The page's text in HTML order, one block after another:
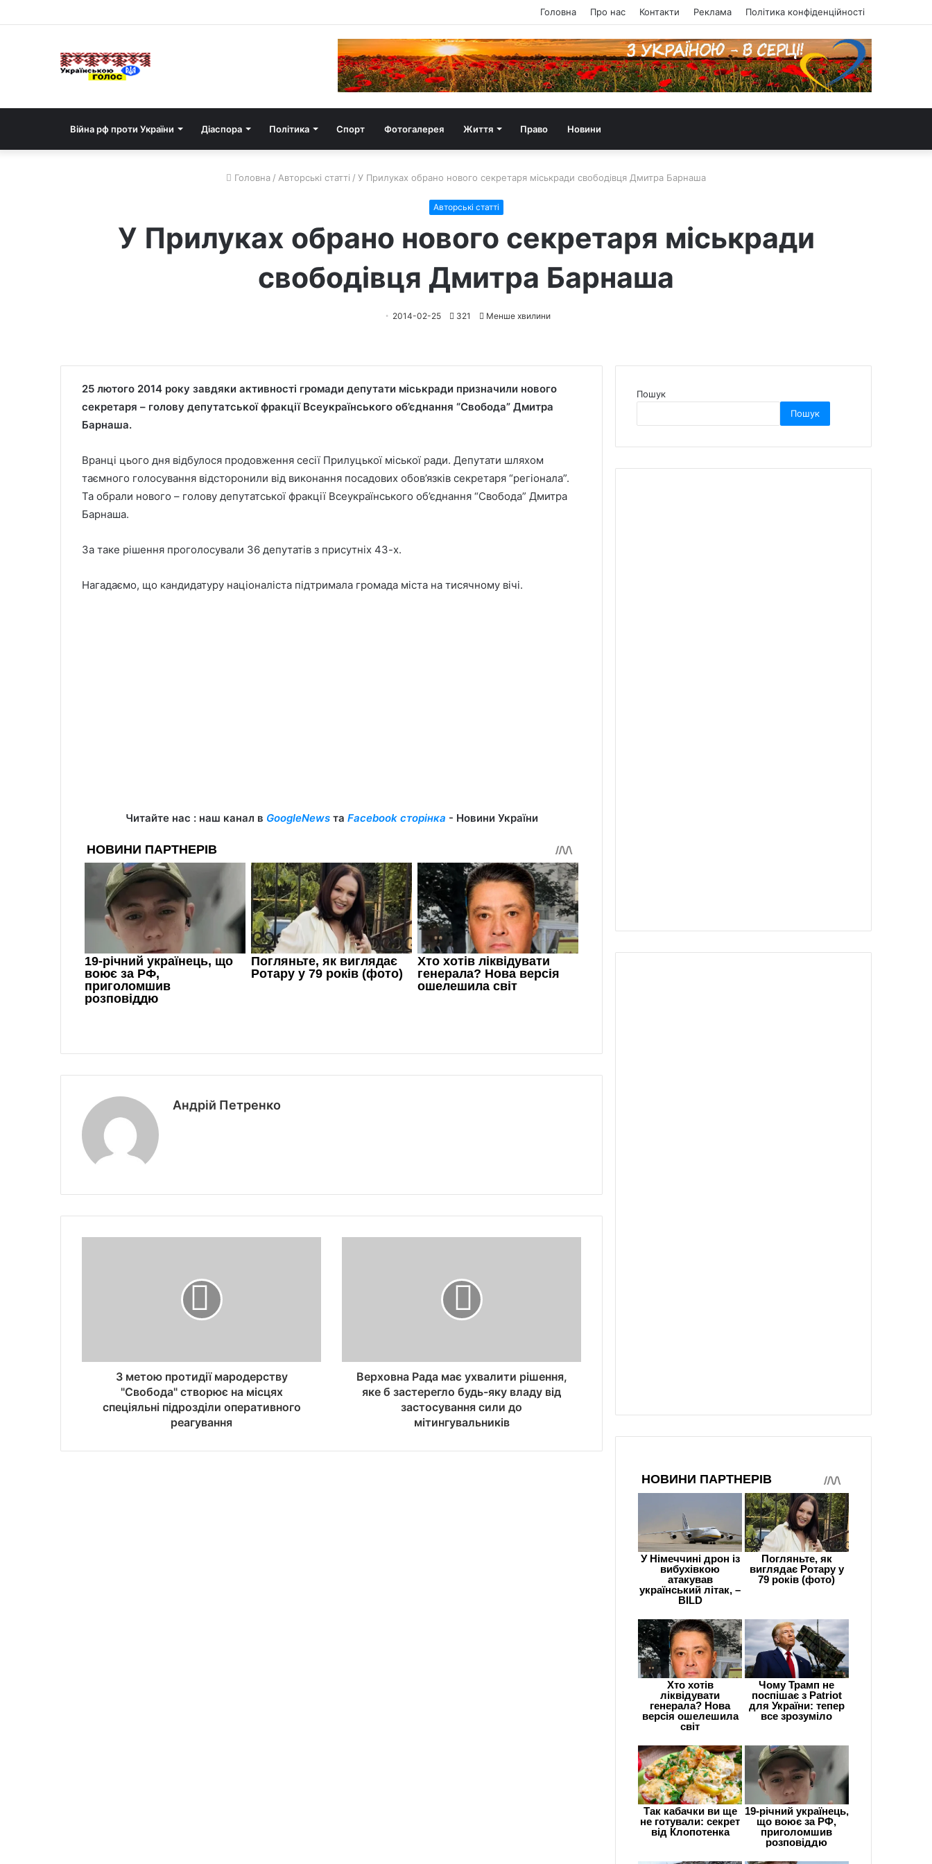
Головна Про нас Контакти Реклама Політика конфіденційності
Війна рф проти України Діаспора Політика Спорт Фотогалерея Життя Право Новини
Головна / Авторські статті / У Прилуках обрано нового секретаря міськради свободівця Дмитра Барнаша
Авторські статті
У Прилуках обрано нового секретаря міськради
свободівця Дмитра Барнаша
2014-02-25 321 Менше хвилини
25 лютого 2014 року завдяки активності громади депутати міськради призначили нового
секретаря – голову депутатської фракції Всеукраїнського об’єднання “Свобода” Дмитра
Барнаша.
Вранці цього дня відбулося продовження сесії Прилуцької міської ради. Депутати шляхом
таємного голосування відсторонили від виконання посадових обов’язків секретаря “регіонала”.
Та обрали нового – голову депутатської фракції Всеукраїнського об’єднання “Свобода” Дмитра
Барнаша.
За таке рішення проголосували 36 депутатів з присутніх 43-х.
Нагадаємо, що кандидатуру націоналіста підтримала громада міста на тисячному вічі.
Читайте нас : наш канал в GoogleNewsта Facebook сторінка - Новини України
Андрій Петренко
З метою протидії мародерству
"Свобода" створює на місцях
спеціяльні підрозділи оперативного
реагування
Верховна Рада має ухвалити рішення,
яке б застерегло будь-яку владу від
застосування сили до
мітингувальників
Пошук
Пошук